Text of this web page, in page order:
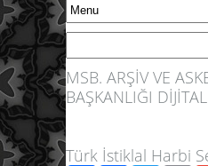
MSB. ARŞİV VE
BAŞKANLIĞI
Türk İstiklal Harbi